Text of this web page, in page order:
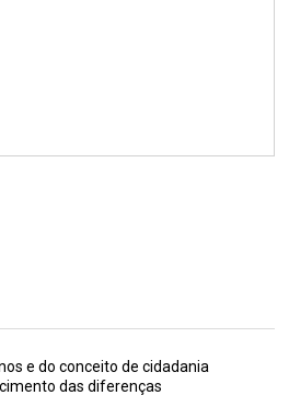
e do conceito de cidadania
das diferenças